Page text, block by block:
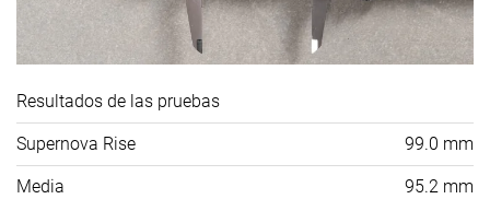
Resultados de las pruebas
Supernova Rise 99.0 mm
Media 95.2 mm